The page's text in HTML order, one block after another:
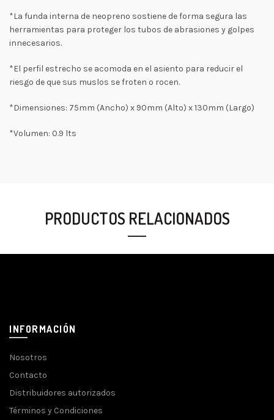
*La funda interna de neopreno sostiene de forma segura las
herramientas para proteger los tubos de abrasiones y golpes
innecesarios.
*El perfil estrecho se acomoda en el asiento para reducir el
riesgo de que sus muslos se froten o rocen.
*Dimensiones: 75mm (Ancho) x 90mm (Alto) x 130mm (Largo)
*Volumen: 0.9 lts
PRODUCTOS RELACIONADOS
INFORMACIÓN
Nosotros
Contacto
Distribuidores autorizados
Términos y Condiciones